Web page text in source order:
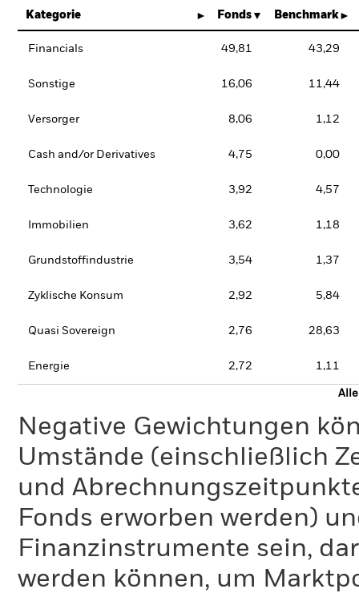
Kategorie Fonds Benchmark
Financials 49,81 43,29
Sonstige 16,06 11,44
Versorger 8,06 1,12
Cash and/or Derivatives 4,75 0,00
Technologie 3,92 4,57
Immobilien 3,62 1,18
Grundstoffindustrie 3,54 1,37
Zyklische Konsum 2,92 5,84
Quasi Sovereign 2,76 28,63
Energie 2,72 1,11
Negative Gewichtungen
Umstände (einschließlich
und
Fonds erworben werden)
Finanzinstrumente sein,
werden können, um